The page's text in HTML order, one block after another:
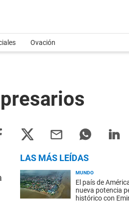
Ovación
LAS MÁS LEÍDAS
MUNDO
El país de
nueva potencia
histórico con